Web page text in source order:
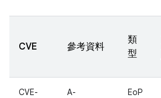
CVE 參考資料
類
型
CVE-
A-
EoP